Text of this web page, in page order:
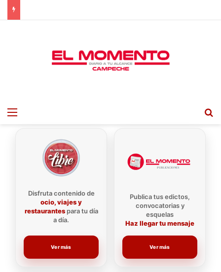
Menu
Disfruta contenido de
ocio, viajes y
restaurantespara tu día
a día.
Ver más
Publica tus edictos,
convocatorias y
esquelas
Haz llegar tu mensaje
Ver más